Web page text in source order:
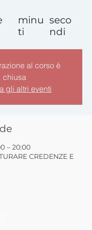
seco
ndi
minu
ti
al corso è
chiusa
gli altri eventi
– 20:00
CREDENZE E